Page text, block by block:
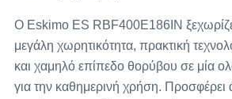
Ο Eskimo ES RBF400E186IN
μεγάλη χωρητικότητα, πρακτική
και χαμηλό επίπεδο θορύβου σε μία
για την καθημερινή χρήση.